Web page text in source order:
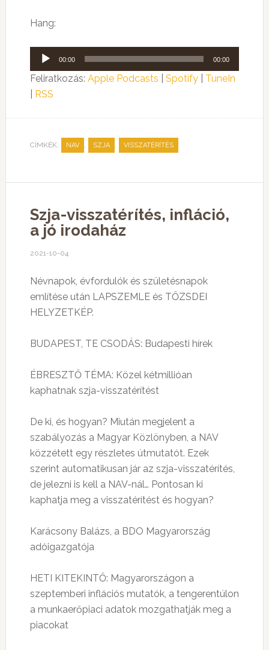
Hang:
Audió
lejátszó
00:00 00:00
Feliratkozás: Apple Podcasts Spotify| TuneIn
RSS
CÍMKÉK: NAV , SZJA , VISSZATÉRÍTÉS
Szja-visszatérítés, infláció,
a jó irodaház
2021-10-04
Névnapok, évfordulók és születésnapok
említése után LAPSZEMLE és TŐZSDEI
HELYZETKÉP.
BUDAPEST, TE CSODÁS: Budapesti hírek
ÉBRESZTŐ TÉMA: Közel kétmillióan
kaphatnak szja-visszatérítést
De ki, és hogyan? Miután megjelent a
szabályozás a Magyar Közlönyben, a NAV
közzétett egy részletes útmutatót. Ezek
szerint automatikusan jár az szja-visszatérítés,
de jelezni is kell a NAV-nál… Pontosan ki
kaphatja meg a visszatérítést és hogyan?
Karácsony Balázs, a BDO Magyarország
adóigazgatója
HETI KITEKINTŐ: Magyarországon a
szeptemberi inflációs mutatók, a tengerentúlon
a munkaerőpiaci adatok mozgathatják meg a
piacokat